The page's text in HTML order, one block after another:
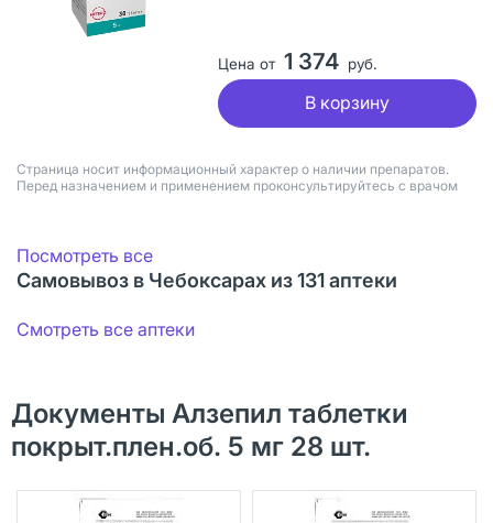
Цена от 1 374 руб.
В корзину
Страница носит информационный характер о наличии препаратов.
Перед назначением и применением проконсультируйтесь с врачом
Посмотреть все
Самовывоз в Чебоксарах из 131 аптеки
Смотреть все аптеки
Документы Алзепил таблетки
покрыт.плен.об. 5 мг 28 шт.